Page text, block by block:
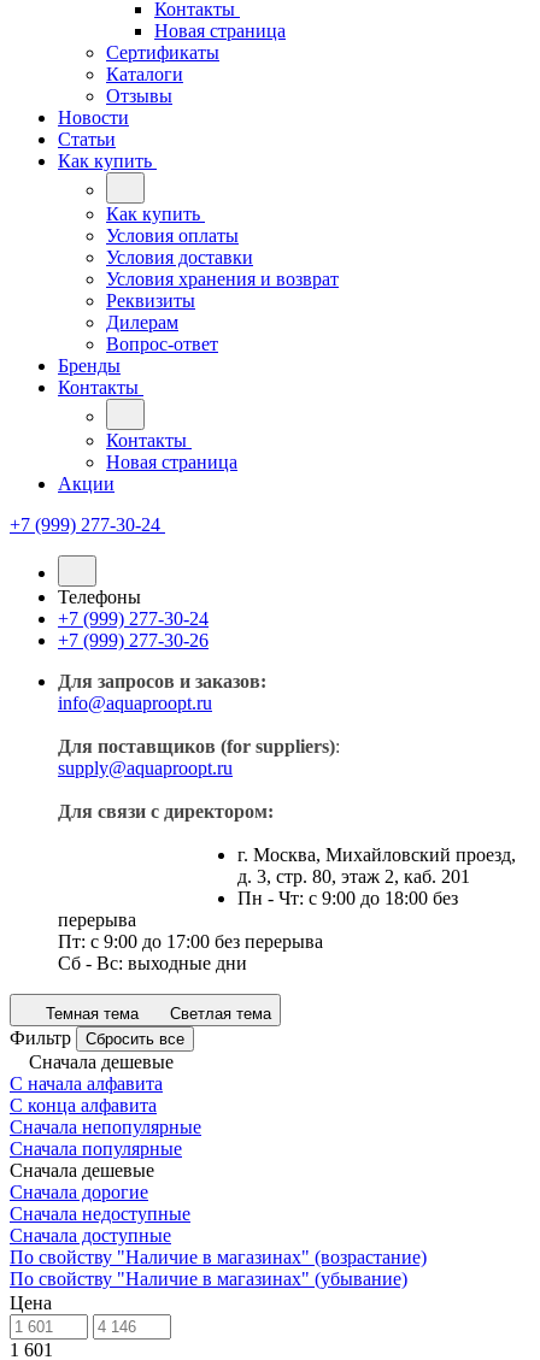
Контакты
Новая страница
Сертификаты
Каталоги
Отзывы
Новости
Статьи
Как купить
Как купить
Условия оплаты
Условия доставки
Условия хранения и возврат
Реквизиты
Дилерам
Вопрос-ответ
Бренды
Контакты
Контакты
Новая страница
Акции
+7 (999) 277-30-24
Телефоны
+7 (999) 277-30-24
+7 (999) 277-30-26
Для запросов и заказов:
info@aquaproopt.ru
Для поставщиков (for suppliers):
supply@aquaproopt.ru
Для связи с директором:
г. Москва, Михайловский проезд,
д. 3, стр. 80, этаж 2, каб. 201
Пн - Чт: с 9:00 до 18:00 без
перерыва
Пт: с 9:00 до 17:00 без перерыва
Сб - Вс: выходные дни
Темная тема Светлая тема
Фильтр Сбросить все
Сначала дешевые
С начала алфавита
С конца алфавита
Сначала непопулярные
Сначала популярные
Сначала дешевые
Сначала дорогие
Сначала недоступные
Сначала доступные
По свойству "Наличие в магазинах" (возрастание)
По свойству "Наличие в магазинах" (убывание)
Цена
1 601